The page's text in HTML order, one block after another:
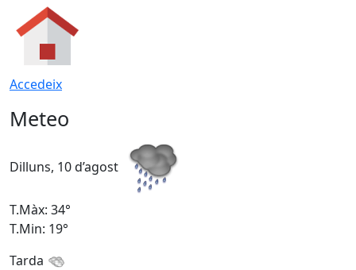
Accedeix
Meteo
Dilluns, 10 d’agost
T.Màx: 34°
T.Min: 19°
Tarda